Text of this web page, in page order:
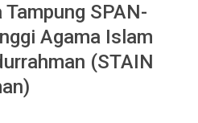
SPAN-
Agama Islam
(STAIN